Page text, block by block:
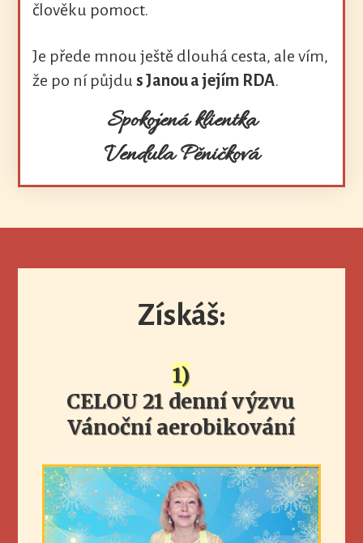
člověku pomoct.
Je přede mnou ještě dlouhá cesta, ale vím,
že po ní půjdus Janou a jejím RDA.
Spokojená klientka
Vendula Pěničková
Získáš:
1)
CELOU 21 denní výzvu
Vánoční aerobikování